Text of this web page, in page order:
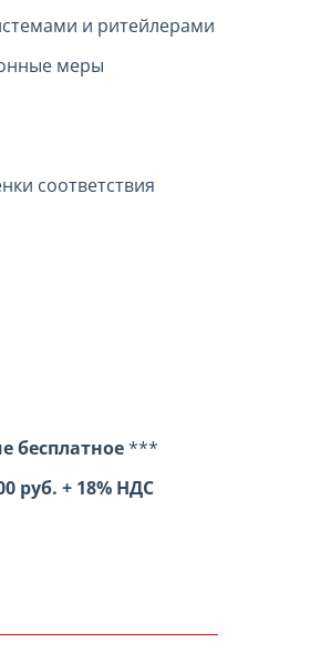
и ритейлерами
меры
соответствия
бесплатное***
руб. + 18% НДС